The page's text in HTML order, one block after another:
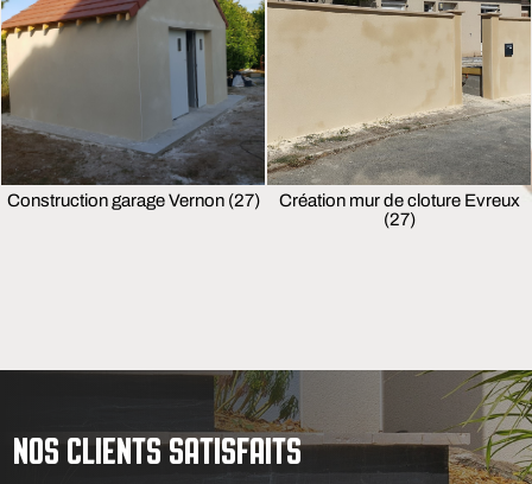
Construction garage Vernon (27)
Création mur de cloture Evreux
(27)
NOS CLIENTS SATISFAITS